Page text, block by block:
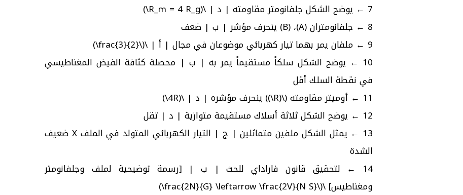
7 ← يوضح الشكل جلفانومتر مقاومته | د | \(R_m = 4 R_g\)
8 ← جلفانومتران (A)، (B) ينحرف مؤشر | ب | ضعف
9 ← ملفان يمر بهما تيار كهربائي موضوعان في مجال | أ | \(\frac{3}{2}\)
10 ← يوضح الشكل سلكاً مستقيماً يمر به | ب | محصلة كثافة الفيض المغناطيسي
في نقطة السلك أقل
11 ← أوميتر مقاومته (\(R\)) ينحرف مؤشره | د | \(4R\)
12 ← يوضح الشكل ثلاثة أسلاك مستقيمة متوازية | د | تقل
13 ← يمثل الشكل ملفين متماثلين | ج | التيار الكهربائي المتولد في الملف X ضعيف
الشدة
14 ← لتحقيق قانون فاراداي للحث | ب | [رسمة توضيحية لملف وجلفانومتر
ومغناطيس] \(\frac{2N}{G} \leftarrow \frac{2V}{N S}\)